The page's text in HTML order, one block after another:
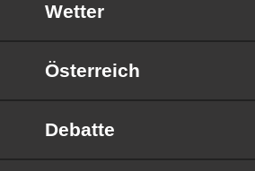
Wetter
Österreich
Debatte